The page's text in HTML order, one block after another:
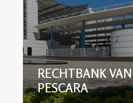
RECHTBANK VAN
PESCARA